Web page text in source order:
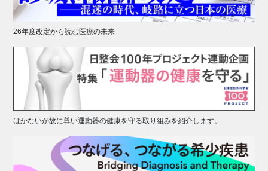
26年度改定から読む医療の未来
はかないが故に尊い運動器の健康を守る取り組みを紹介します。